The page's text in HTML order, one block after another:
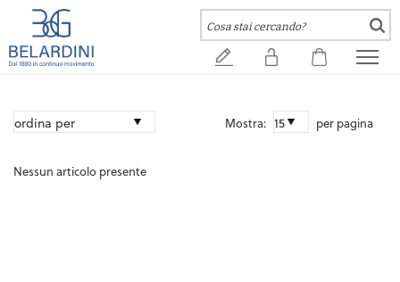
Mostra: per pagina
Nessun articolo presente